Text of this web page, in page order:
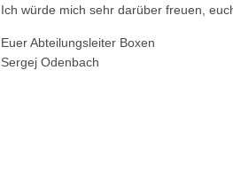
Ich würde mich sehr darüber freuen,
Euer Abteilungsleiter Boxen
Sergej Odenbach